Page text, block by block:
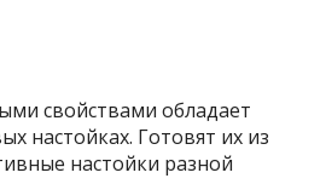
свойствами обладает
настойках. Готовят их из
настойки разной